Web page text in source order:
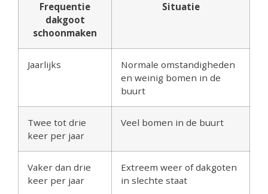
Frequentie
dakgoot
schoonmaken
Situatie
Jaarlijks
Normale omstandigheden
en weinig bomen in de
buurt
Twee tot drie
keer per jaar
Veel bomen in de buurt
Vaker dan drie
keer per jaar
Extreem weer of dakgoten
in slechte staat